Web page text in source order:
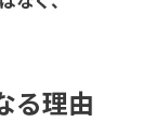
る理由